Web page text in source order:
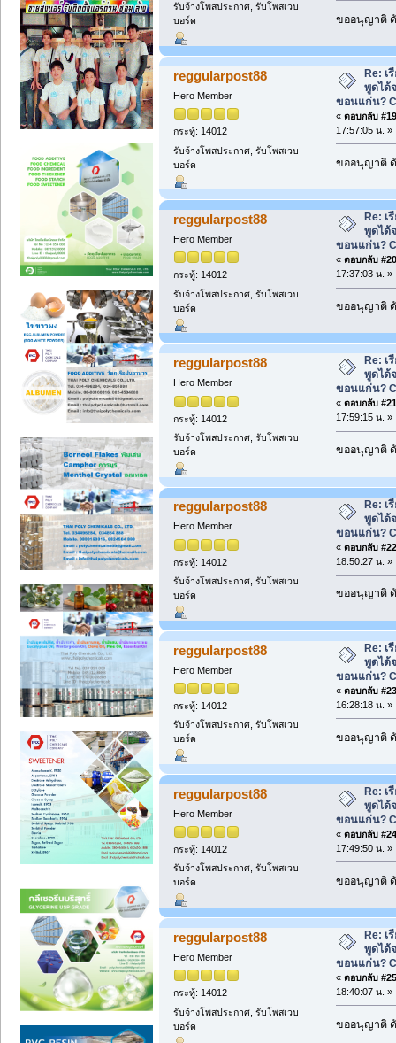
รับจ้างโพสประกาศ, รับโพสเวบ
บอร์ด
ขออนุญาติ
reggularpost88
Hero Member
กระทู้: 14012
รับจ้างโพสประกาศ, รับโพสเวบ
บอร์ด
Re: เ
พูดได้
ขอนแก่น?
« ตอบกลับ
17:57:05 น. »
ขออนุญาติ
reggularpost88
Hero Member
กระทู้: 14012
รับจ้างโพสประกาศ, รับโพสเวบ
บอร์ด
Re: เ
พูดได้
ขอนแก่น?
« ตอบกลับ
17:37:03 น. »
ขออนุญาติ
reggularpost88
Hero Member
กระทู้: 14012
รับจ้างโพสประกาศ, รับโพสเวบ
บอร์ด
Re: เ
พูดได้
ขอนแก่น?
« ตอบกลับ
17:59:15 น. »
ขออนุญาติ
reggularpost88
Hero Member
กระทู้: 14012
รับจ้างโพสประกาศ, รับโพสเวบ
บอร์ด
Re: เ
พูดได้
ขอนแก่น?
« ตอบกลับ
18:50:27 น. »
ขออนุญาติ
reggularpost88
Hero Member
กระทู้: 14012
รับจ้างโพสประกาศ, รับโพสเวบ
บอร์ด
Re: เ
พูดได้
ขอนแก่น?
« ตอบกลับ
16:28:18 น. »
ขออนุญาติ
reggularpost88
Hero Member
กระทู้: 14012
รับจ้างโพสประกาศ, รับโพสเวบ
บอร์ด
Re: เ
พูดได้
ขอนแก่น?
« ตอบกลับ
17:49:50 น. »
ขออนุญาติ
reggularpost88
Hero Member
กระทู้: 14012
รับจ้างโพสประกาศ, รับโพสเวบ
บอร์ด
Re: เ
พูดได้
ขอนแก่น?
« ตอบกลับ
18:40:07 น. »
ขออนุญาติ